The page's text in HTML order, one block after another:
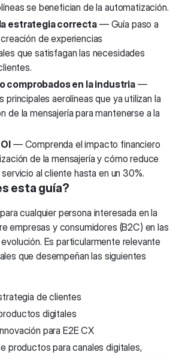
se benefician de la automatización.
estrategia correcta — Guía paso a
de experiencias
que satisfagan las necesidades
comprobados en la industria —
principales aerolíneas que ya utilizan la
de la mensajería para mantenerse a la
— Comprenda el impacto financiero
de la mensajería y cómo reduce
al cliente hasta en un 30%.
esta guía?
cualquier persona interesada en la
empresas y consumidores (B2C) en las
Es particularmente relevante
que desempeñan las siguientes
de clientes
digitales
para E2E CX
productos para canales digitales,